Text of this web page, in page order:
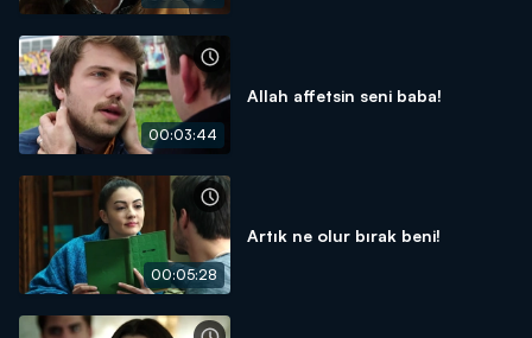
00:03:44
Allah affetsin seni baba!
00:05:28
Artık ne olur bırak beni!